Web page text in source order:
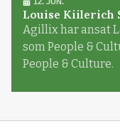
Louise Kiilerich
Agillix har ansat
som People &
People & Culture.